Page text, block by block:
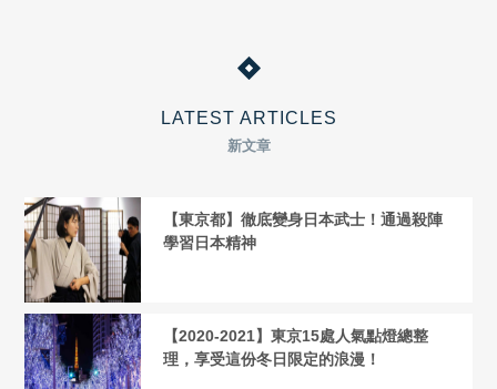
LATEST ARTICLES
新文章
【東京都】徹底變身日本武士！通過殺陣
學習日本精神
【2020-2021】東京15處人氣點燈總整
理，享受這份冬日限定的浪漫！